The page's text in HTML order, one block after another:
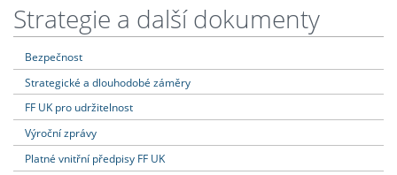
Strategie a další dokumenty
Bezpečnost
Strategické a dlouhodobé záměry
FF UK pro udržitelnost
Výroční zprávy
Platné vnitřní předpisy FF UK